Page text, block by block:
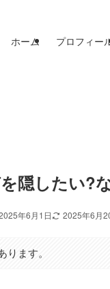
ホーム プロフィー
隠したい?
年6月1日 2025年6月
ます。